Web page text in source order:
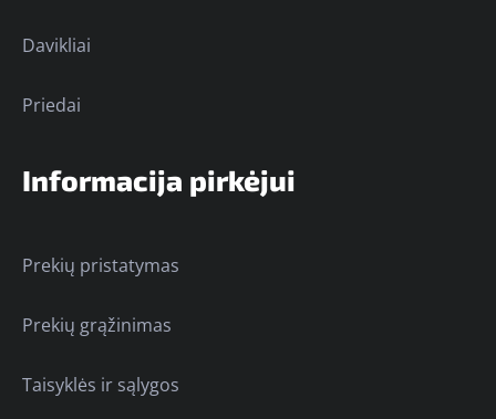
Davikliai
Priedai
Informacija pirkėjui
Prekių pristatymas
Prekių grąžinimas
Taisyklės ir sąlygos